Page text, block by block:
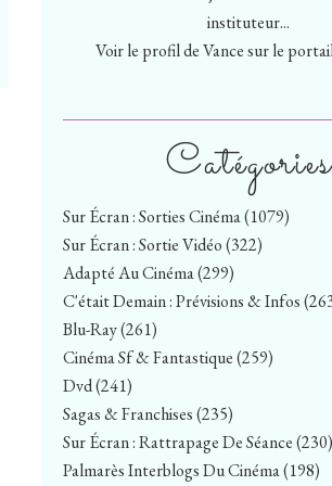
Catégories
Sur Écran : Sorties Cinéma(1079)
Sur Écran : Sortie Vidéo(322)
Adapté Au Cinéma(299)
C'était Demain : Prévisions & Infos
Blu-Ray(261)
Cinéma Sf & Fantastique(259)
Dvd(241)
Sagas & Franchises(235)
Sur Écran : Rattrapage De Séance(230)
Palmarès Interblogs Du Cinéma(198)
instituteur...
Voir le profil deVancesur le